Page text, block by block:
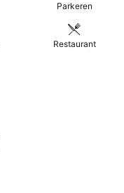
Parkeren
Restaurant